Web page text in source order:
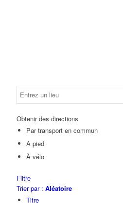
Obtenir des directions
Par transport en commun
A pied
À vélo
Filtre
Trier par : Aléatoire
Titre